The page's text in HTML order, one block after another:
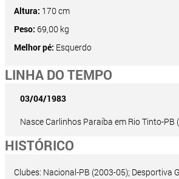
Altura: 170 cm
Peso: 69,00 kg
Melhor pé: Esquerdo
LINHA DO TEMPO
03/04/1983
Nasce Carlinhos Paraíba em Rio Tinto-PB
HISTÓRICO
Clubes: Nacional-PB (2003-05); Desportiva